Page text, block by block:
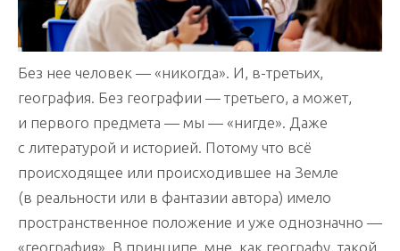
Без нее человек — «никогда». И, в-третьих,
география. Без географии — третьего, а может,
и первого предмета — мы — «нигде». Даже
с литературой и историей. Потому что всё
происходящее или происходившее на Земле
(в реальности или в фантазии автора) имело
пространственное положение и уже однозначно —
«география». В принципе, мне, как географу, такой